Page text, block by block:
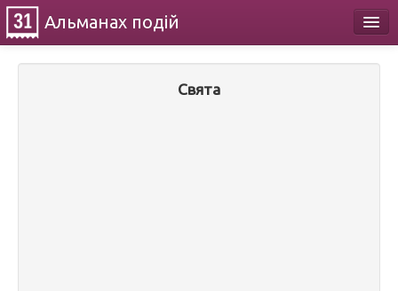
Альманах подій
Свята